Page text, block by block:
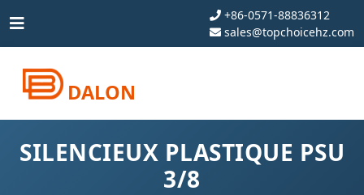
+86-0571-88836312
sales@topchoicehz.com
DALON
SILENCIEUX PLASTIQUE PSU
3/8